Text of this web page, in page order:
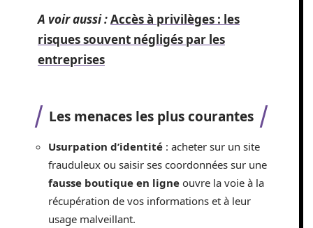
A voir aussi :Accès à privilèges : les
risques souvent négligés par les
entreprises
Les menaces les plus courantes
Usurpation d’identité : acheter sur un site
frauduleux ou saisir ses coordonnées sur une
fausse boutique en ligne ouvre la voie à la
récupération de vos informations et à leur
usage malveillant.